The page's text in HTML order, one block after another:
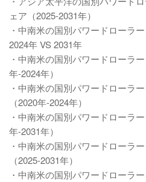
ェア（2025-2031年）
・中南米の国別パワードローラ
2024年 VS 2031年
・中南米の国別パワードローラ
年-2024年）
・中南米の国別パワードローラ
（2020年-2024年）
・中南米の国別パワードローラ
年-2031年）
・中南米の国別パワードローラ
（2025-2031年）
・中南米の国別パワードローラ